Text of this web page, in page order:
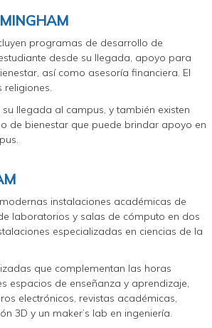
programas de desarrollo de
desde su llegada, apoyo para
así como asesoría financiera. El
religiones.
llegada al campus, y también existen
de bienestar que puede brindar apoyo en
instalaciones académicas de
laboratorios y salas de cómputo en dos
especializadas en ciencias de la
que complementan las horas
espacios de enseñanza y aprendizaje,
electrónicos, revistas académicas,
3D y un maker’s lab en ingeniería.